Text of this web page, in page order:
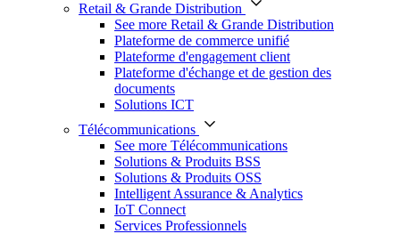
Retail & Grande Distribution
See more Retail & Grande Distribution
Plateforme de commerce unifié
Plateforme d'engagement client
Plateforme d'échange et de gestion des
documents
Solutions ICT
Télécommunications
See more Télécommunications
Solutions & Produits BSS
Solutions & Produits OSS
Intelligent Assurance & Analytics
IoT Connect
Services Professionnels